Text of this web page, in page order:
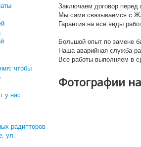
чтобы
у нас
радипторов
ул.
Заключаем договор перед
Мы сами связываемся с
Гарантия на все виды
Большой опыт по замене
Наша аварийная служба
Все работы выполняем в
Фотографии